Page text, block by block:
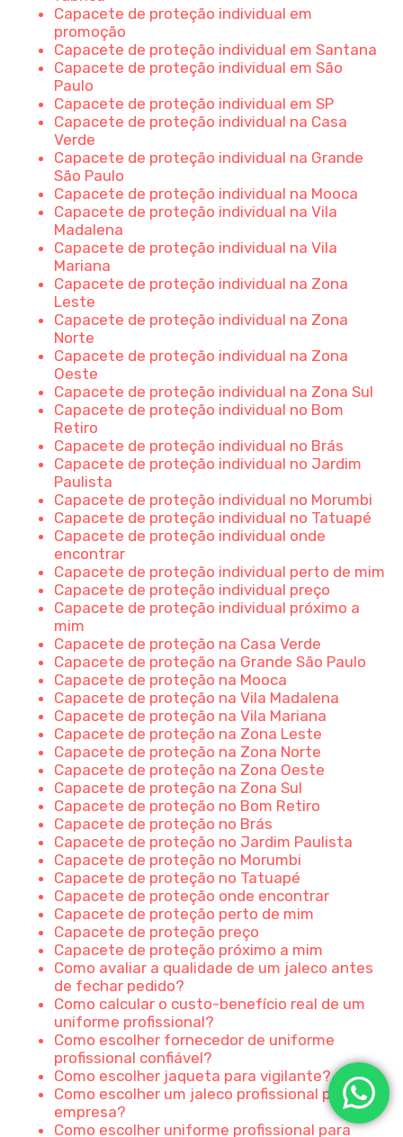
Capacete de proteção individual em
promoção
Capacete de proteção individual em Santana
Capacete de proteção individual em São
Paulo
Capacete de proteção individual em SP
Capacete de proteção individual na Casa
Verde
Capacete de proteção individual na Grande
São Paulo
Capacete de proteção individual na Mooca
Capacete de proteção individual na Vila
Madalena
Capacete de proteção individual na Vila
Mariana
Capacete de proteção individual na Zona
Leste
Capacete de proteção individual na Zona
Norte
Capacete de proteção individual na Zona
Oeste
Capacete de proteção individual na Zona Sul
Capacete de proteção individual no Bom
Retiro
Capacete de proteção individual no Brás
Capacete de proteção individual no Jardim
Paulista
Capacete de proteção individual no Morumbi
Capacete de proteção individual no Tatuapé
Capacete de proteção individual onde
encontrar
Capacete de proteção individual perto de mim
Capacete de proteção individual preço
Capacete de proteção individual próximo a
mim
Capacete de proteção na Casa Verde
Capacete de proteção na Grande São Paulo
Capacete de proteção na Mooca
Capacete de proteção na Vila Madalena
Capacete de proteção na Vila Mariana
Capacete de proteção na Zona Leste
Capacete de proteção na Zona Norte
Capacete de proteção na Zona Oeste
Capacete de proteção na Zona Sul
Capacete de proteção no Bom Retiro
Capacete de proteção no Brás
Capacete de proteção no Jardim Paulista
Capacete de proteção no Morumbi
Capacete de proteção no Tatuapé
Capacete de proteção onde encontrar
Capacete de proteção perto de mim
Capacete de proteção preço
Capacete de proteção próximo a mim
Como avaliar a qualidade de um jaleco antes
de fechar pedido?
Como calcular o custo-benefício real de um
uniforme profissional?
Como escolher fornecedor de uniforme
profissional confiável?
Como escolher jaqueta para vigilante?
Como escolher um jaleco profissional para
empresa?
Como escolher uniforme profissional para
0